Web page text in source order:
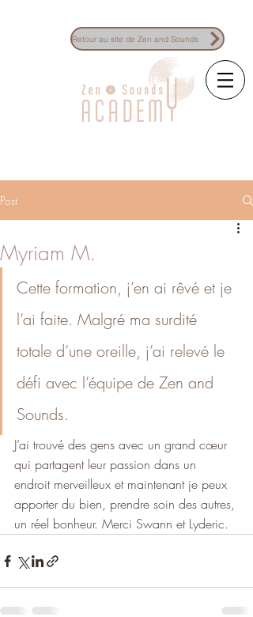
Retour au site de Zen and Sounds
Post
Myriam M.
Cette formation, j’en ai rêvé et je
l’ai faite. Malgré ma surdité
totale d’une oreille, j’ai relevé le
défi avec l’équipe de Zen and
Sounds.
J’ai trouvé des gens avec un grand cœur
qui partagent leur passion dans un
endroit merveilleux et maintenant je peux
apporter du bien, prendre soin des autres,
un réel bonheur. Merci Swann et Lyderic.